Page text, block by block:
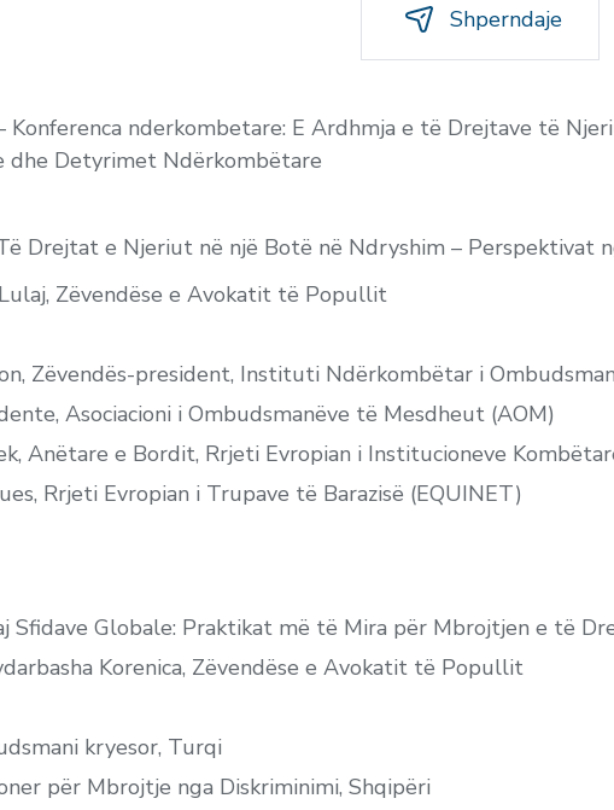
Shperndaje
nderkombetare: E Ardhmja e të Drejtave të
dhe Detyrimet Ndërkombëtare
Drejtat e Njeriut në një Botë në Ndryshim – Perspektivat
Zëvendëse e Avokatit të Popullit
Zëvendës-president, Instituti Ndërkombëtar i
Asociacioni i Ombudsmanëve të Mesdheut (AOM)
Anëtare e Bordit, Rrjeti Evropian i Institucioneve
Rrjeti Evropian i Trupave të Barazisë (EQUINET)
Sfidave Globale: Praktikat më të Mira për Mbrojtjen e të
Korenica, Zëvendëse e Avokatit të Popullit
kryesor, Turqi
për Mbrojtje nga Diskriminimi, Shqipëri